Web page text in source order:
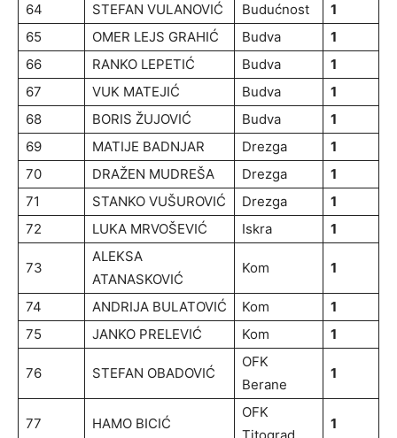
64
STEFAN VULANOVIĆ Budućnost
1
65
OMER LEJS GRAHIĆ Budva
1
66
RANKO LEPETIĆ Budva
1
67
VUK MATEJIĆ Budva
1
68
BORIS ŽUJOVIĆ Budva
1
69
MATIJE BADNJAR Drezga
1
70
DRAŽEN MUDREŠA Drezga
1
71
STANKO VUŠUROVIĆ Drezga
1
72
LUKA MRVOŠEVIĆ Iskra 1
73
ALEKSA
ATANASKOVIĆ
Kom 1
74 ANDRIJA BULATOVIĆ Kom
1
75
JANKO PRELEVIĆ Kom 1
76 STEFAN OBADOVIĆ
OFK
Berane
1
77 HAMO BICIĆ
OFK
1